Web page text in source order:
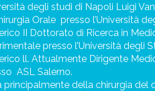
degli studi di Napoli Luigi
Orale presso l’Università
II Dottorato di Ricerca in
presso l’Università degli
ll. Attualmente Dirigente
ASL Salerno.
della chirurgia del